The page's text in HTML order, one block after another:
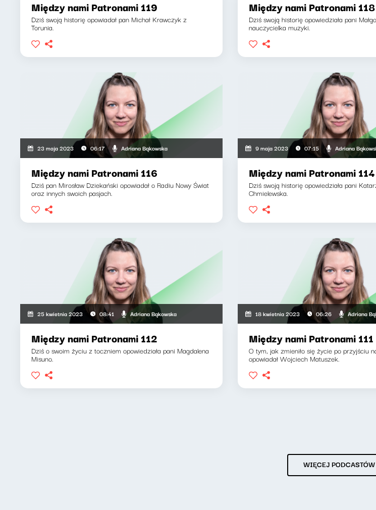
Między nami Patronami 119
Dziś swoją historię opowiadał pan Michał Krawczyk z
Torunia.
Między nami Patronami 118
Dziś swoją historię opowiedziała pani
nauczycielka muzyki.
23 maja 2023 06:17 Adriana Bąkowska
Między nami Patronami 116
Dziś pan Mirosław Dziekański opowiadał o Radiu Nowy Świat
oraz innych swoich pasjach.
9 maja 2023 07:15 Adriana
Między nami Patronami 114
Dziś swoją historię opowiedziała pani
Chmielewska.
25 kwietnia 2023 08:41 Adriana Bąkowska
Między nami Patronami 112
Dziś o swoim życiu z toczniem opowiedziała pani Magdalena
Misuno.
18 kwietnia 2023 06:26 Adriana
Między nami Patronami 111
O tym, jak zmieniło się życie po przyjściu
opowiadał Wojciech Matuszek.
WIĘCEJ PODCASTÓW